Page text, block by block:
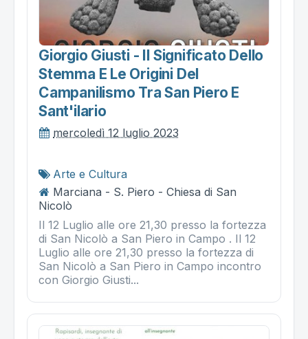
Giorgio Giusti - Il Significato Dello
Stemma E Le Origini Del
Campanilismo Tra San Piero E
Sant'ilario
mercoledì 12 luglio 2023
Arte e Cultura
Marciana - S. Piero - Chiesa di San
Nicolò
Il 12 Luglio alle ore 21,30 presso la fortezza
di San Nicolò a San Piero in Campo . Il 12
Luglio alle ore 21,30 presso la fortezza di
San Nicolò a San Piero in Campo incontro
con Giorgio Giusti...